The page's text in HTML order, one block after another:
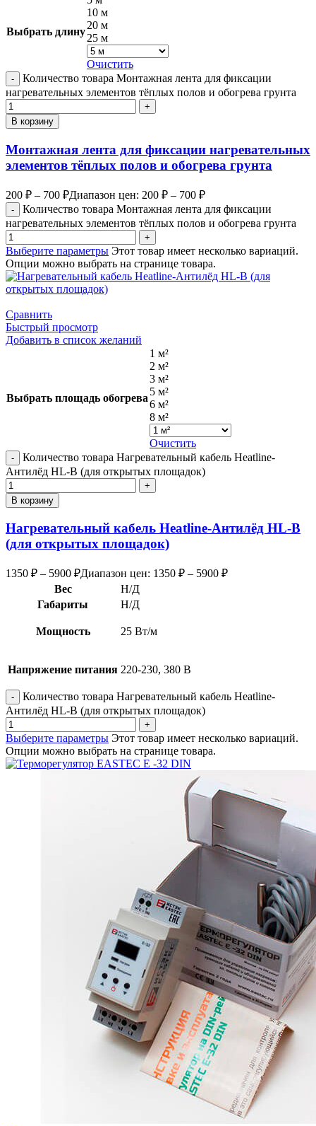
Выбрать длину
10 м
20 м
25 м
Очистить
Количество товара Монтажная лента для фиксации
нагревательных элементов тёплых полов и обогрева грунта
В корзину
Монтажная лента для фиксации нагревательных
элементов тёплых полов и обогрева грунта
200 ₽ – 700 ₽Диапазон цен: 200 ₽ – 700 ₽
Количество товара Монтажная лента для фиксации
нагревательных элементов тёплых полов и обогрева грунта
Выберите параметры Этот товар имеет несколько вариаций.
Опции можно выбрать на странице товара.
Сравнить
Быстрый просмотр
Добавить в список желаний
Выбрать площадь обогрева
1 м²
2 м²
3 м²
5 м²
6 м²
8 м²
Очистить
Количество товара Нагревательный кабель Heatline-
Антилёд HL-B (для открытых площадок)
В корзину
Нагревательный кабель Heatline-Антилёд HL-B
(для открытых площадок)
1350 ₽ – 5900 ₽Диапазон цен: 1350 ₽ – 5900 ₽
Вес
Н/Д
Габариты
Н/Д
Мощность 25 Вт/м
Напряжение питания 220-230, 380 В
Количество товара Нагревательный кабель Heatline-
Антилёд HL-B (для открытых площадок)
Выберите параметры Этот товар имеет несколько вариаций.
Опции можно выбрать на странице товара.